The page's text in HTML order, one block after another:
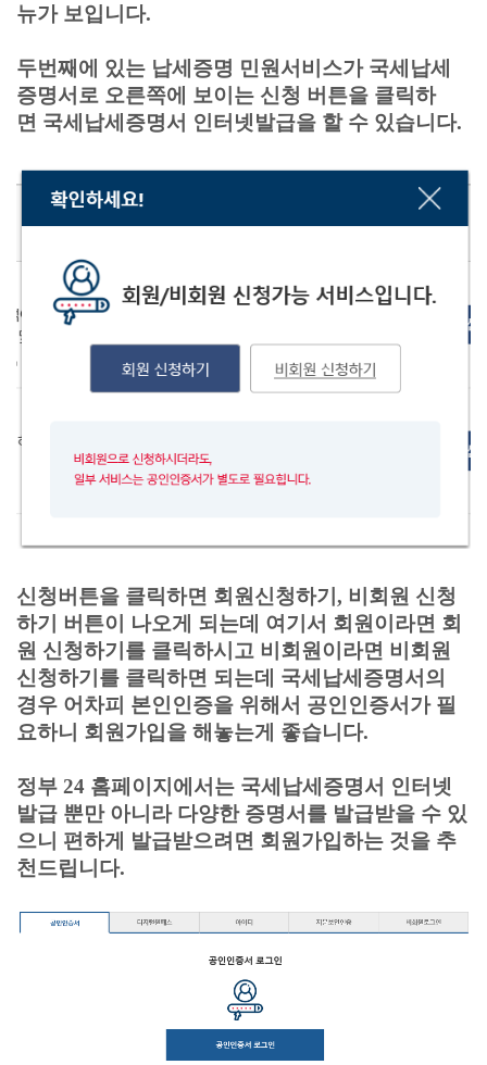
뉴가 보입니다.
두번째에 있는 납세증명 민원서비스가 국세납세
증명서로 오른쪽에 보이는 신청 버튼을 클릭하
면 국세납세증명서 인터넷발급을 할 수 있습니다.
신청버튼을 클릭하면 회원신청하기, 비회원 신청
하기 버튼이 나오게 되는데 여기서 회원이라면 회
원 신청하기를 클릭하시고 비회원이라면 비회원
신청하기를 클릭하면 되는데 국세납세증명서의
경우 어차피 본인인증을 위해서 공인인증서가 필
요하니 회원가입을 해놓는게 좋습니다.
정부 24 홈페이지에서는 국세납세증명서 인터넷
발급 뿐만 아니라 다양한 증명서를 발급받을 수 있
으니 편하게 발급받으려면 회원가입하는 것을 추
천드립니다.